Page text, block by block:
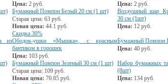
Цена: 2 руб.
Цена: 2 руб.
Бумажный Помпон Белый 20 см (1 шт)
Старая цена: 63 руб.
Новая цена: 44.1 руб.
Скидка 30%
Воздушный шар
30 см (1шт)
Цена: 12 руб.
изОбодок-ушки «Мышка», с красным
бантиком в горошек
Цена: 103 руб.
Бумажный Помпон
Цена: 40 руб.
Бумажный Помпон Зеленый 30 см (1 шт)
Старая цена: 109 руб.
Новая цена: 70.85 руб.
Набор бумажных
(8шт)
Цена: 134 руб.